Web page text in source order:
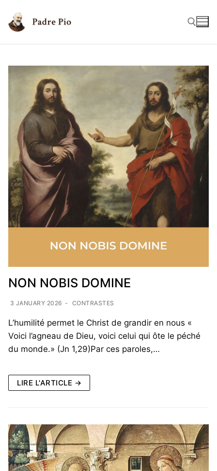
NON NOBIS DOMINE
3 JANUARY 2026 - CONTRASTES
L’humilité permet le Christ de grandir en nous «
Voici l’agneau de Dieu, voici celui qui ôte le péché
du monde.» (Jn 1,29)Par ces paroles,…
LIRE L'ARTICLE →